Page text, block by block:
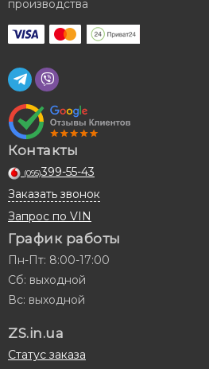
производства
Контакты
(095)399-55-43
Заказать звонок
Запрос по VIN
График работы
Пн-Пт: 8:00-17:00
Сб: выходной
Вс: выходной
ZS.in.ua
Статус заказа